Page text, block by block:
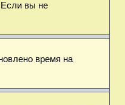
Если вы не
время на